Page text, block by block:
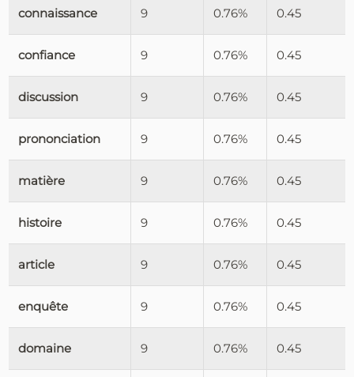
connaissance 9 0.76% 0.45
confiance 9 0.76% 0.45
discussion 9 0.76% 0.45
prononciation 9 0.76% 0.45
matière 9 0.76% 0.45
histoire 9 0.76% 0.45
article 9 0.76% 0.45
enquête 9 0.76% 0.45
domaine 9 0.76% 0.45